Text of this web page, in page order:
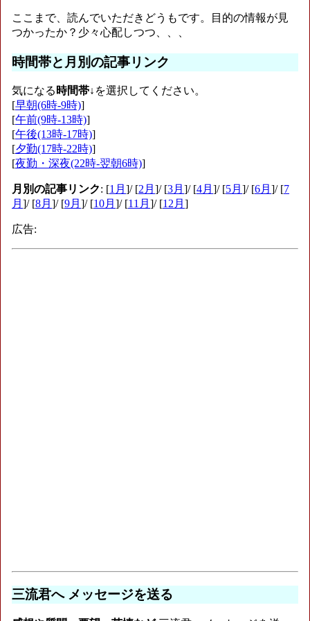
ここまで、読んでいただきどうもです。目的の情報が見
つかったか？少々心配しつつ、、、
時間帯と月別の記事リンク
気になる 時間帯↓を選択してください。
[早朝(6時-9時)]
[午前(9時-13時)]
[午後(13時-17時)]
[夕勤(17時-22時)]
[夜勤・深夜(22時-翌朝6時)]
月別の記事リンク: [1月 ]/ [2月 ]/ [3月 ]/ [4月 ]/ [5月 ]/ [6月 ]/ [7
月 ]/ [8月 ]/ [9月 ]/ [10月 ]/ [11月 ]/ [12月 ]
広告:
三流君へ メッセージを送る